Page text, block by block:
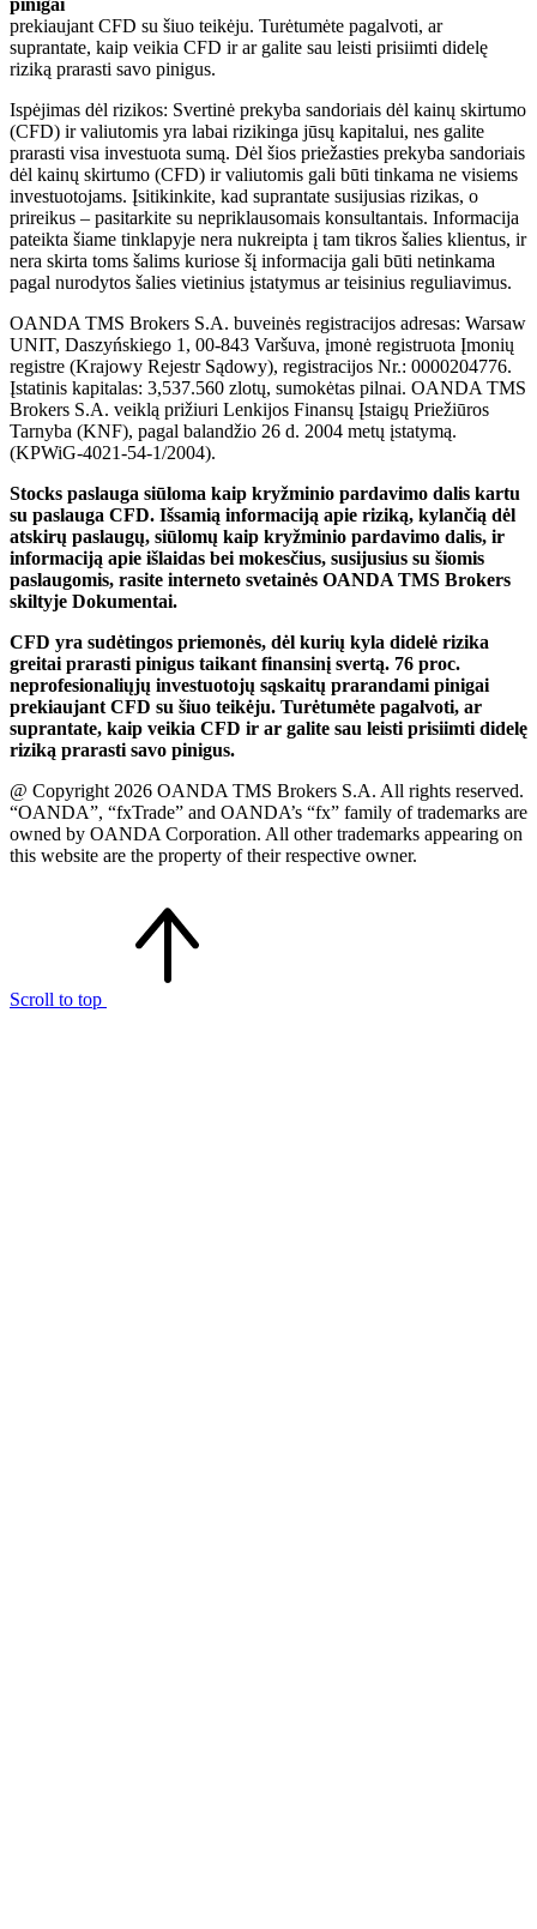
prekiaujant CFD su šiuo teikėju. Turėtumėte pagalvoti, ar
suprantate, kaip veikia CFD ir ar galite sau leisti prisiimti didelę
riziką prarasti savo pinigus.
Ispėjimas dėl rizikos: Svertinė prekyba sandoriais dėl kainų skirtumo
(CFD) ir valiutomis yra labai rizikinga jūsų kapitalui, nes galite
prarasti visa investuota sumą. Dėl šios priežasties prekyba sandoriais
dėl kainų skirtumo (CFD) ir valiutomis gali būti tinkama ne visiems
investuotojams. Įsitikinkite, kad suprantate susijusias rizikas, o
prireikus – pasitarkite su nepriklausomais konsultantais. Informacija
pateikta šiame tinklapyje nera nukreipta į tam tikros šalies klientus, ir
nera skirta toms šalims kuriose šį informacija gali būti netinkama
pagal nurodytos šalies vietinius įstatymus ar teisinius reguliavimus.
OANDA TMS Brokers S.A. buveinės registracijos adresas: Warsaw
UNIT, Daszyńskiego 1, 00-843 Varšuva, įmonė registruota Įmonių
registre (Krajowy Rejestr Sądowy), registracijos Nr.: 0000204776.
Įstatinis kapitalas: 3,537.560 zlotų, sumokėtas pilnai. OANDA TMS
Brokers S.A. veiklą prižiuri Lenkijos Finansų Įstaigų Priežiūros
Tarnyba (KNF), pagal balandžio 26 d. 2004 metų įstatymą.
(KPWiG-4021-54-1/2004).
Stocks paslauga siūloma kaip kryžminio pardavimo dalis kartu
su paslauga CFD. Išsamią informaciją apie riziką, kylančią dėl
atskirų paslaugų, siūlomų kaip kryžminio pardavimo dalis, ir
informaciją apie išlaidas bei mokesčius, susijusius su šiomis
paslaugomis, rasite interneto svetainės OANDA TMS Brokers
skiltyje Dokumentai.
CFD yra sudėtingos priemonės, dėl kurių kyla didelė rizika
greitai prarasti pinigus taikant finansinį svertą. 76 proc.
neprofesionaliųjų investuotojų sąskaitų prarandami pinigai
prekiaujant CFD su šiuo teikėju. Turėtumėte pagalvoti, ar
suprantate, kaip veikia CFD ir ar galite sau leisti prisiimti didelę
riziką prarasti savo pinigus.
@ Copyright 2026 OANDA TMS Brokers S.A. All rights reserved.
“OANDA”, “fxTrade” and OANDA’s “fx” family of trademarks are
owned by OANDA Corporation. All other trademarks appearing on
this website are the property of their respective owner.
Scroll to top